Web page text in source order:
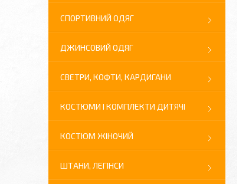
СПОРТИВНИЙ ОДЯГ
ДЖИНСОВИЙ ОДЯГ
СВЕТРИ, КОФТИ, КАРДИГАНИ
КОСТЮМИ І КОМПЛЕКТИ ДИТЯЧІ
КОСТЮМ ЖІНОЧИЙ
ШТАНИ, ЛЕГІНСИ